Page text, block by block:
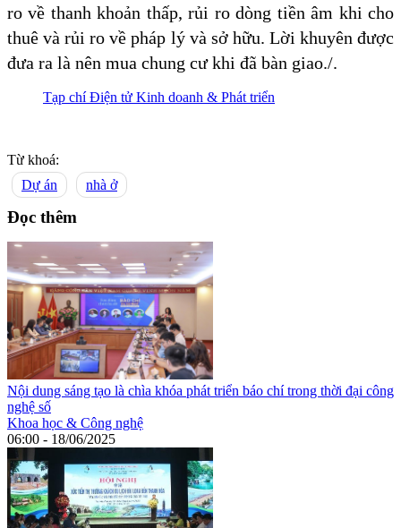
ro về thanh khoản thấp, rủi ro dòng tiền âm khi cho
thuê và rủi ro về pháp lý và sở hữu. Lời khuyên được
đưa ra là nên mua chung cư khi đã bàn giao./.
Tạp chí Điện tử Kinh doanh & Phát triển
Từ khoá:
Dự án
nhà ở
Đọc thêm
Nội dung sáng tạo là chìa khóa phát triển báo chí trong thời đại công
nghệ số
Khoa học & Công nghệ
06:00 - 18/06/2025